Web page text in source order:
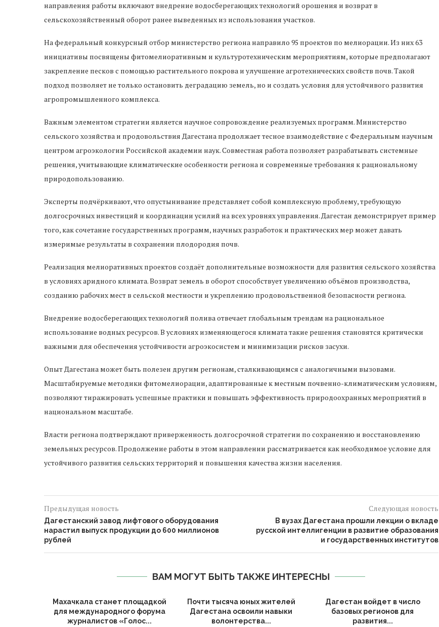
направления работы включают внедрение водосберегающих технологий орошения и возврат в
сельскохозяйственный оборот ранее выведенных из использования участков.
На федеральный конкурсный отбор министерство региона направило 95 проектов по мелиорации. Из них 63
инициативы посвящены фитомелиоративным и культуротехническим мероприятиям, которые предполагают
закрепление песков с помощью растительного покрова и улучшение агротехнических свойств почв. Такой
подход позволяет не только остановить деградацию земель, но и создать условия для устойчивого развития
агропромышленного комплекса.
Важным элементом стратегии является научное сопровождение реализуемых программ. Министерство
сельского хозяйства и продовольствия Дагестана продолжает тесное взаимодействие с Федеральным научным
центром агроэкологии Российской академии наук. Совместная работа позволяет разрабатывать системные
решения, учитывающие климатические особенности региона и современные требования к рациональному
природопользованию.
Эксперты подчёркивают, что опустынивание представляет собой комплексную проблему, требующую
долгосрочных инвестиций и координации усилий на всех уровнях управления. Дагестан демонстрирует пример
того, как сочетание государственных программ, научных разработок и практических мер может давать
измеримые результаты в сохранении плодородия почв.
Реализация мелиоративных проектов создаёт дополнительные возможности для развития сельского хозяйства
в условиях аридного климата. Возврат земель в оборот способствует увеличению объёмов производства,
созданию рабочих мест в сельской местности и укреплению продовольственной безопасности региона.
Внедрение водосберегающих технологий полива отвечает глобальным трендам на рациональное
использование водных ресурсов. В условиях изменяющегося климата такие решения становятся критически
важными для обеспечения устойчивости агроэкосистем и минимизации рисков засухи.
Опыт Дагестана может быть полезен другим регионам, сталкивающимся с аналогичными вызовами.
Масштабируемые методики фитомелиорации, адаптированные к местным почвенно-климатическим условиям,
позволяют тиражировать успешные практики и повышать эффективность природоохранных мероприятий в
национальном масштабе.
Власти региона подтверждают приверженность долгосрочной стратегии по сохранению и восстановлению
земельных ресурсов. Продолжение работы в этом направлении рассматривается как необходимое условие для
устойчивого развития сельских территорий и повышения качества жизни населения.
Предыдущая новость
Дагестанский завод лифтового оборудования
нарастил выпуск продукции до 600 миллионов
рублей
Следующая новость
В вузах Дагестана прошли лекции о вкладе
русской интеллигенции в развитие образования
и государственных институтов
ВАМ МОГУТ БЫТЬ ТАКЖЕ ИНТЕРЕСНЫ
Махачкала станет площадкой
для международного форума
журналистов «Голос...
Почти тысяча юных жителей
Дагестана освоили навыки
волонтерства...
Дагестан войдет в число
базовых регионов для
развития...